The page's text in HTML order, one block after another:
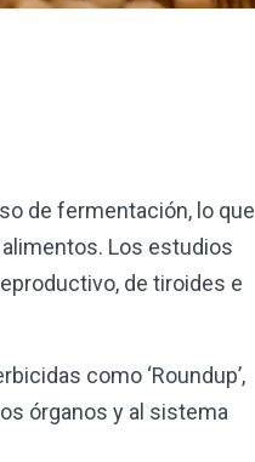
de fermentación, lo que
Los estudios
de tiroides e
como ‘Roundup’,
órganos y al sistema